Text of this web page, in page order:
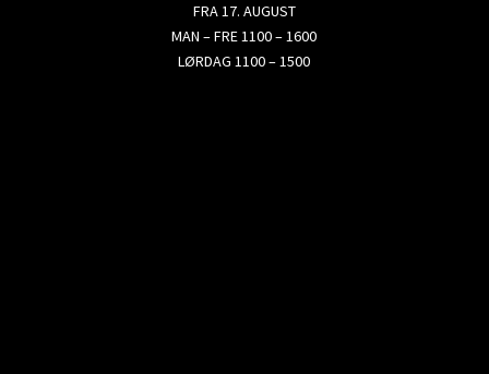
FRA 17. AUGUST
MAN – FRE 1100 – 1600
LØRDAG 1100 – 1500